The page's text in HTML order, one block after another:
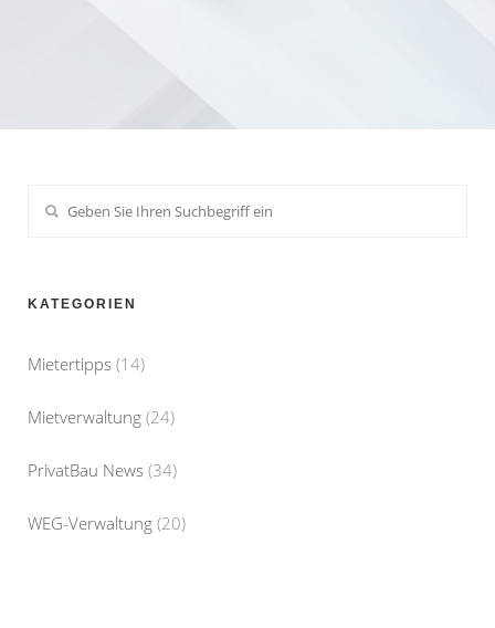
KATEGORIEN
Mietertipps (14)
Mietverwaltung (24)
PrivatBau News (34)
WEG-Verwaltung (20)